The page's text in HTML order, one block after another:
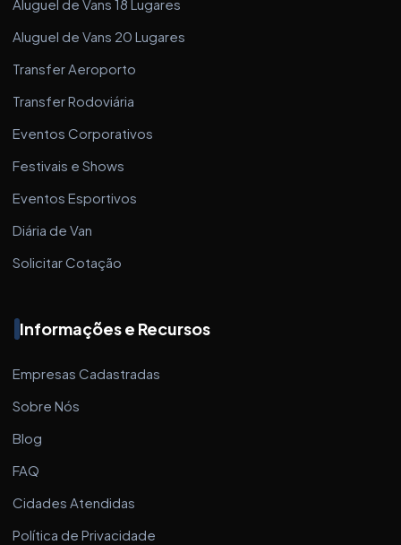
Aluguel de Vans 18 Lugares
Aluguel de Vans 20 Lugares
Transfer Aeroporto
Transfer Rodoviária
Eventos Corporativos
Festivais e Shows
Eventos Esportivos
Diária de Van
Solicitar Cotação
Informações e Recursos
Empresas Cadastradas
Sobre Nós
Blog
FAQ
Cidades Atendidas
Política de Privacidade